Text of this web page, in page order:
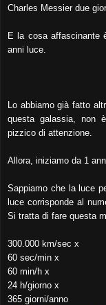
Charles Messier due
E la cosa affascinante
anni luce.
Lo abbiamo già fatto
questa galassia, non
pizzico di attenzione.
Allora, iniziamo da 1
Sappiamo che la luce
luce corrisponde al
Si tratta di fare questa
300.000 km/sec x
60 sec/min x
60 min/h x
24 h/giorno x
365 giorni/anno